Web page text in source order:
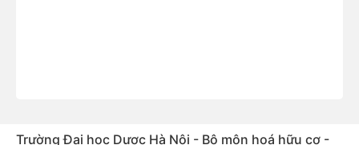
Trường Đại học Dược Hà Nội - Bộ môn hoá hữu cơ -